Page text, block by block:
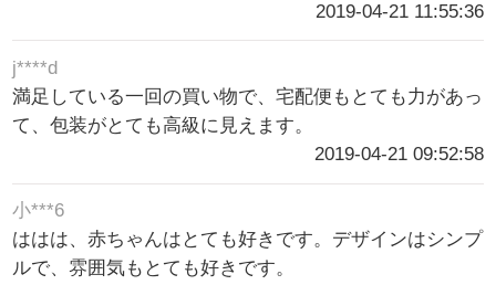
2019-04-21 11:55:36
j****d
満足している一回の買い物で、宅配便もとても力があっ
て、包装がとても高級に見えます。
2019-04-21 09:52:58
小***6
ははは、赤ちゃんはとても好きです。デザインはシンプ
ルで、雰囲気もとても好きです。